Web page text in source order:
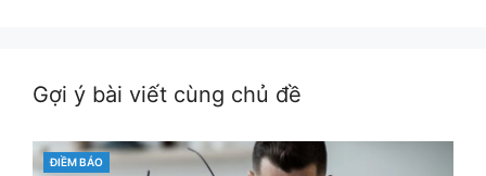
Gợi ý bài viết cùng chủ đề
CATEGORIES
ĐIỀM BÁO